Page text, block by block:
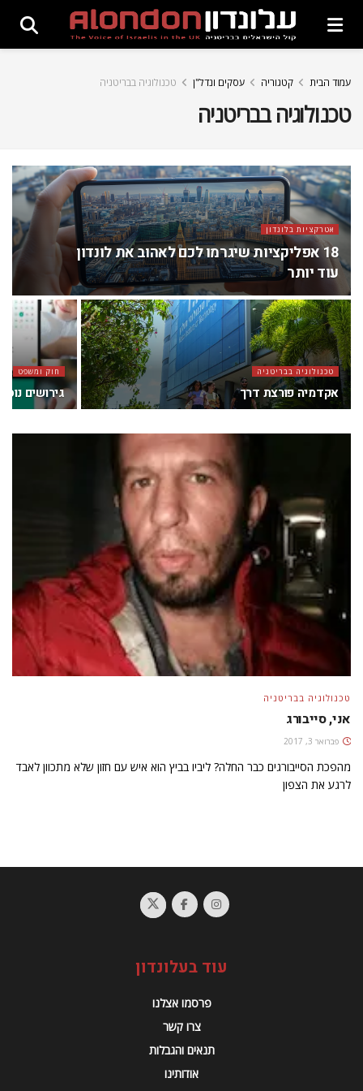
עמוד הבית קטגוריה עסקים ונדל"ן טכנולוגיה בבריטניה
טכנולוגיה בבריטניה
אטרקציות בלונדון
18 אפליקציות שיגרמו לכם לאהוב את לונדון
עוד יותר
טכנולוגיה בבריטניה
אקדמיה פורצת דרך
חוק ומשפט
גירושים נוסח 2019: תאמו הכל דרך
טכנולוגיה בבריטניה
אני, סייבורג
פברואר 3, 2017
מהפכת הסייבורגים כבר החלה? ליביו בביץ הוא איש עם חזון שלא מתכוון לאבד
לרגע את הצפון
עוד בעלונדון
פרסמו אצלנו
צרו קשר
תנאים והגבלות
אודותינו